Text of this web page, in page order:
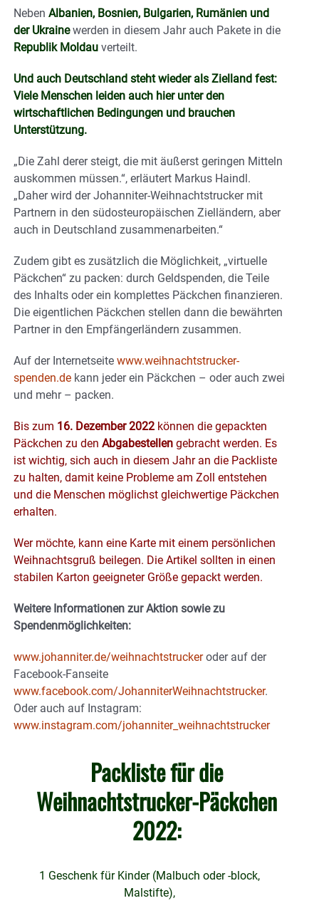
Neben Albanien, Bosnien, Bulgarien, Rumänien und
der Ukraine werden in diesem Jahr auch Pakete in die
Republik Moldau verteilt.
Und auch Deutschland steht wieder als Zielland fest:
Viele Menschen leiden auch hier unter den
wirtschaftlichen Bedingungen und brauchen
Unterstützung.
„Die Zahl derer steigt, die mit äußerst geringen Mitteln
auskommen müssen.“, erläutert Markus Haindl.
„Daher wird der Johanniter-Weihnachtstrucker mit
Partnern in den südosteuropäischen Zielländern, aber
auch in Deutschland zusammenarbeiten.“
Zudem gibt es zusätzlich die Möglichkeit, „virtuelle
Päckchen“ zu packen: durch Geldspenden, die Teile
des Inhalts oder ein komplettes Päckchen finanzieren.
Die eigentlichen Päckchen stellen dann die bewährten
Partner in den Empfängerländern zusammen.
Auf der Internetseite www.weihnachtstrucker-
spenden.de kann jeder ein Päckchen – oder auch zwei
und mehr – packen.
Bis zum 16. Dezember 2022 können die gepackten
Päckchen zu den Abgabestellen gebracht werden. Es
ist wichtig, sich auch in diesem Jahr an die Packliste
zu halten, damit keine Probleme am Zoll entstehen
und die Menschen möglichst gleichwertige Päckchen
erhalten.
Wer möchte, kann eine Karte mit einem persönlichen
Weihnachtsgruß beilegen. Die Artikel sollten in einen
stabilen Karton geeigneter Größe gepackt werden.
Weitere Informationen zur Aktion sowie zu
Spendenmöglichkeiten:
www.johanniter.de/weihnachtstruckeroder auf der
Facebook-Fanseite
www.facebook.com/JohanniterWeihnachtstrucker.
Oder auch auf Instagram:
www.instagram.com/johanniter_weihnachtstrucker
Packliste für die
Weihnachtstrucker-Päckchen
2022:
1 Geschenk für Kinder (Malbuch oder -block,
Malstifte),